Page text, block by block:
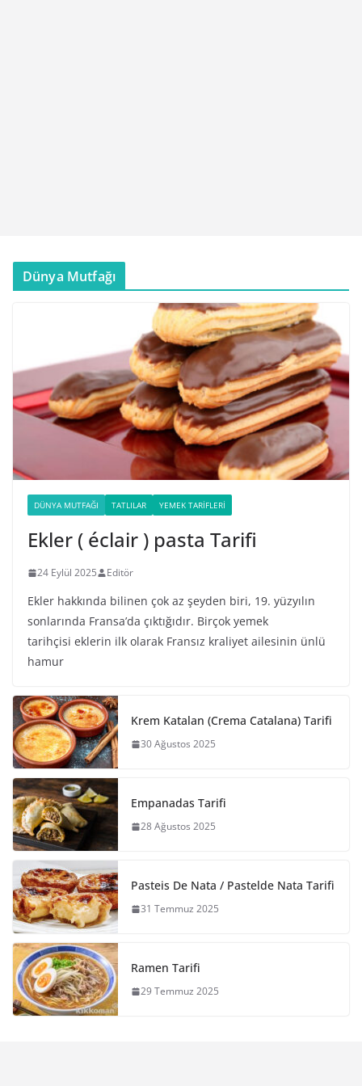
Dünya Mutfağı
DÜNYA MUTFAĞI TATLILAR YEMEK TARIFLERI
Ekler ( éclair ) pasta Tarifi
24 Eylül 2025 Editör
Ekler hakkında bilinen çok az şeyden biri, 19. yüzyılın
sonlarında Fransa’da çıktığıdır. Birçok yemek
tarihçisi eklerin ilk olarak Fransız kraliyet ailesinin ünlü
hamur
Krem Katalan (Crema Catalana) Tarifi
30 Ağustos 2025
Empanadas Tarifi
28 Ağustos 2025
Pasteis De Nata / Pastelde Nata Tarifi
31 Temmuz 2025
Ramen Tarifi
29 Temmuz 2025